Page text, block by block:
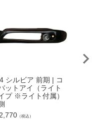
シルビア 前期 | コ
ットアイ（ライト
プ ※ライト付属）
（税込）